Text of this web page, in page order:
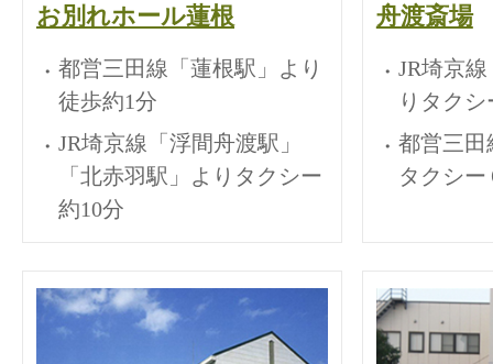
お別れホール蓮根
都営三田線「蓮根駅」より
徒歩約1分
JR埼京線「浮間舟渡駅」
「北赤羽駅」よりタクシー
約10分
舟渡斎場
JR埼京
りタク
都営三田
タクシ